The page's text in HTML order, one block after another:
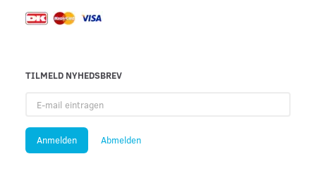
TILMELD NYHEDSBREV
mail
Anmelden Abmelden